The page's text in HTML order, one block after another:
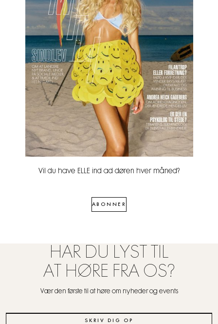
Vil du have ELLE ind ad døren hver måned?
ABONNER
HAR DU LYST TIL
AT HØRE FRA OS?
Vær den første til at høre om nyheder og events
SKRIV DIG OP